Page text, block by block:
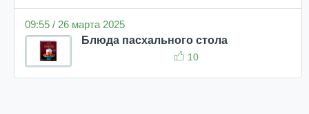
09:55 / 26 марта 2025
Блюда пасхального стола
10